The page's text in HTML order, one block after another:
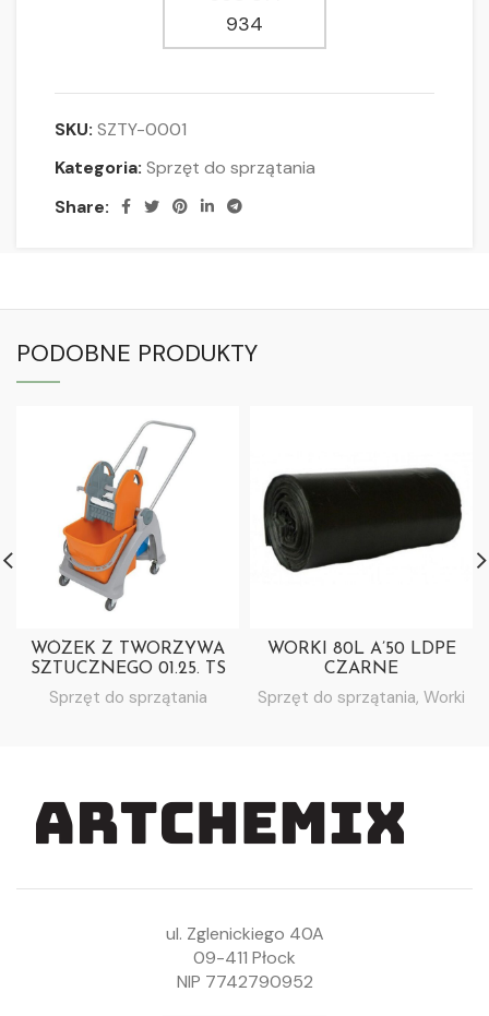
934
SKU: SZTY-0001
Kategoria: Sprzęt do sprzątania
Share:
PODOBNE PRODUKTY
WÓZEK Z TWORZYWA
SZTUCZNEGO 01.25. TS
Sprzęt do sprzątania
WORKI 80L A’50 LDPE
CZARNE
Sprzęt do sprzątania, Worki
ul. Zglenickiego 40A
09-411 Płock
NIP 7742790952